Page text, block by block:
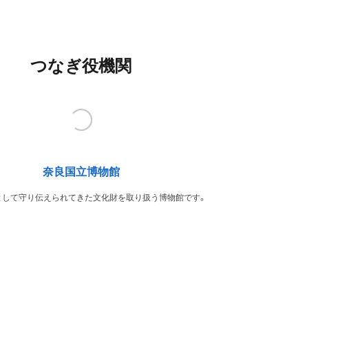
つなぎ役機関
奈良国立博物館
て守り伝えられてきた文化財を取り扱う博物館です。